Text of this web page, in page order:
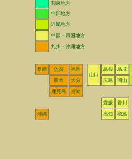
関東地方
中部地方
近畿地方
中国・四国地方
九州・沖縄地方
長崎 佐賀
福岡
山口
島根
鳥取
熊本
大分 広島 岡山
鹿児島 宮崎
愛媛 香川
沖縄 高知 徳島